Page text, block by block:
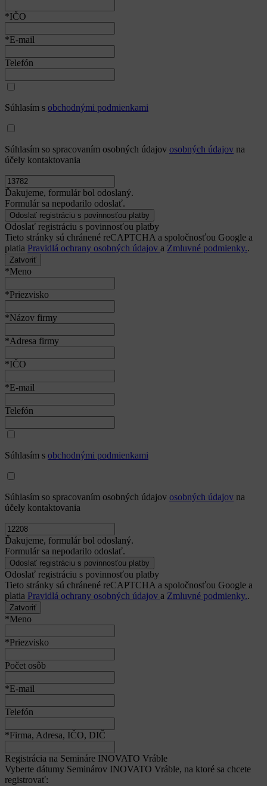
*IČO
*E-mail
Telefón
Súhlasím s obchodnými podmienkami
Súhlasím so spracovaním osobných údajov osobných údajov na
účely kontaktovania
Ďakujeme, formulár bol odoslaný.
Formulár sa nepodarilo odoslať.
Odoslať registráciu s povinnosťou platby
Tieto stránky sú chránené reCAPTCHA a spoločnosťou Google a
platia Pravidlá ochrany osobných údajov a Zmluvné podmienky..
Zatvoriť
*Meno
*Priezvisko
*Názov firmy
*Adresa firmy
*IČO
*E-mail
Telefón
Súhlasím s obchodnými podmienkami
Súhlasím so spracovaním osobných údajov osobných údajov na
účely kontaktovania
Ďakujeme, formulár bol odoslaný.
Formulár sa nepodarilo odoslať.
Odoslať registráciu s povinnosťou platby
Tieto stránky sú chránené reCAPTCHA a spoločnosťou Google a
platia Pravidlá ochrany osobných údajov a Zmluvné podmienky..
Zatvoriť
*Meno
*Priezvisko
Počet osôb
*E-mail
Telefón
*Firma, Adresa, IČO, DIČ
Registrácia na Semináre INOVATO Vráble
Vyberte dátumy Seminárov INOVATO Vráble, na ktoré sa chcete
registrovať: